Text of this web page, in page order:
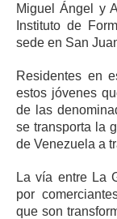
Miguel Ángel y
Instituto de
sede en San
Residentes en
estos jóvenes
de las
se transporta la
de Venezuela a
La vía entre La
por
que son